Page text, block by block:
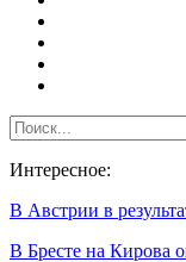
Интересное:
В Австрии в
В Бресте на Кирова